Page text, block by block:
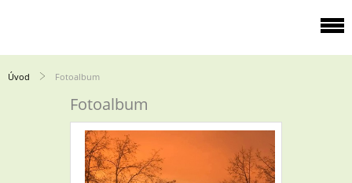
Úvod Fotoalbum
Fotoalbum